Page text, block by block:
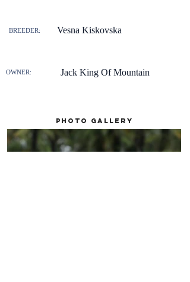
Vesna Kiskovska
BREEDER:
OWNER: Jack King Of Mountain
Photo gallery